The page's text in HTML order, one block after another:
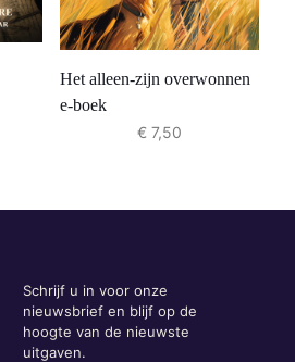
Het alleen-zijn overwonnen
e-boek
€7,50
Schrijf u in voor onze
nieuwsbrief en blijf op de
hoogte van de nieuwste
uitgaven.